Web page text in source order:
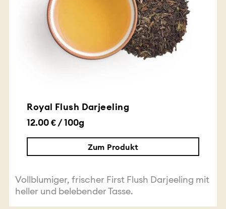
Royal Flush Darjeeling
12.00 € / 100g
Zum Produkt
Vollblumiger, frischer First Flush Darjeeling mit
heller und belebender Tasse.